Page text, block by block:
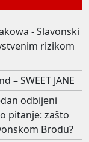
- Slavonski
rizikom
– SWEET JANE
odbijeni
pitanje: zašto
Brodu?